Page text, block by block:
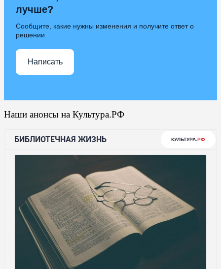
лучше?
Сообщите, какие нужны изменения и получите ответ о
решении
Написать
Наши анонсы на Культура.РФ